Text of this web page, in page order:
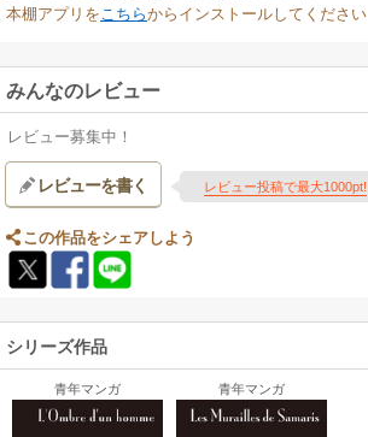
本棚アプリを こちらからインストールしてください
みんなのレビュー
レビュー募集中！
レビューを書く レビュー投稿で最大1000pt!
この作品をシェアしよう
シリーズ作品
青年マンガ 青年マンガ